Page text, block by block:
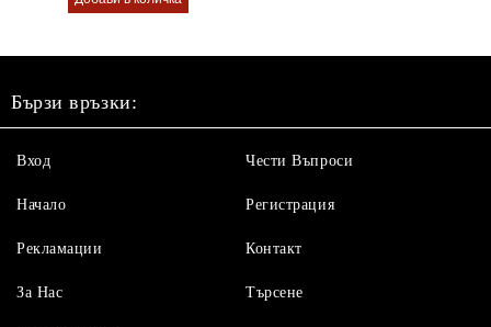
Бързи връзки:
Вход
Начало
Рекламации
За Нас
Чести Въпроси
Регистрация
Контакт
Търсене